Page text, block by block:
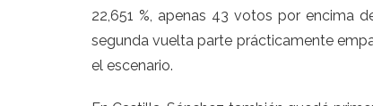
22,651 %, apenas 43 votos por encima
segunda vuelta parte prácticamente
el escenario.